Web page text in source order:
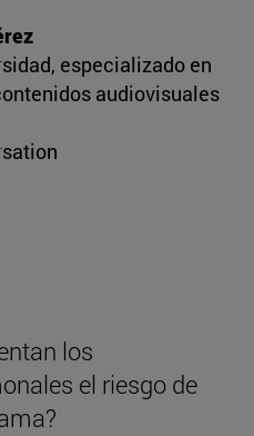
especializado en
audiovisuales
los
el riesgo de